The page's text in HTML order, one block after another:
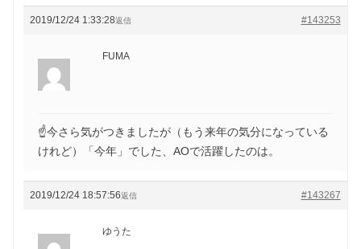
2019/12/24 1:33:28 #143253
返信
FUMA
☝今さら気がつきましたが（もう来年の気分になっている
けれど）「今年」でした、AOで活躍したのは。
2019/12/24 18:57:56 #143267
返信
ゆうた